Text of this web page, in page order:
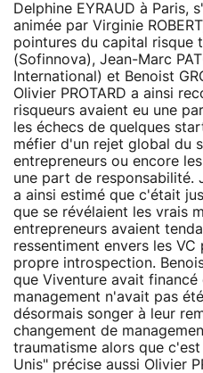
Delphine EYRAUD à Paris,
animée par Virginie
pointures du capital risque
(Sofinnova), Jean-Marc
International) et Benoist
Olivier PROTARD a ainsi
risqueurs avaient eu une
les échecs de quelques
méfier d'un rejet global du
entrepreneurs ou encore
une part de responsabilité.
a ainsi estimé que c'était
que se révélaient les vrais
entrepreneurs avaient
ressentiment envers les
propre introspection.
que Viventure avait
management n'avait pas
désormais songer à leur
changement de
traumatisme alors que
Unis" précise aussi Olivier